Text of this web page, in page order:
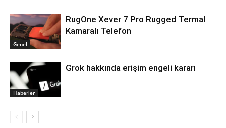
Genel
RugOne Xever 7 Pro Rugged Termal
Kamaralı Telefon
Haberler
Grok hakkında erişim engeli kararı